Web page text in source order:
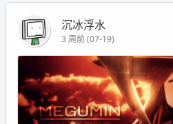
沉冰浮水
3 周前 (07-19)